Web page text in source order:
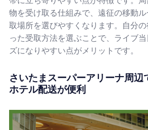
物を受け取る仕組みで、遠征の移動
取場所を選びやすくなります。自分
った受取方法を選ぶことで、ライブ
ズになりやすい点がメリットです。
さいたまスーパーアリーナ周辺
ホテル配送が便利